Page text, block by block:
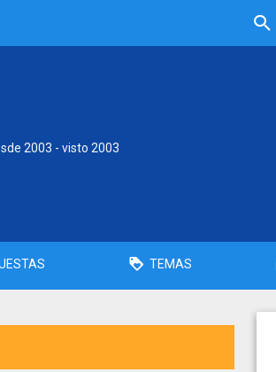
2003 - visto 2003
TEMAS